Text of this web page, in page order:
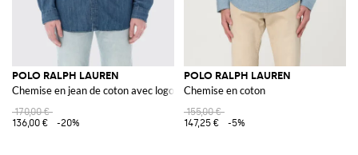
POLO RALPH LAUREN
Chemise en jean de coton avec logo Pony
170,00 €
136,00 €
-20%
POLO RALPH LAUREN
Chemise en coton
155,00 €
147,25 €
-5%